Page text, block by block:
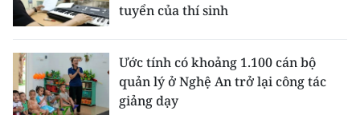
tuyển của thí sinh
Ước tính có khoảng 1.100 cán bộ
quản lý ở Nghệ An trở lại công tác
giảng dạy